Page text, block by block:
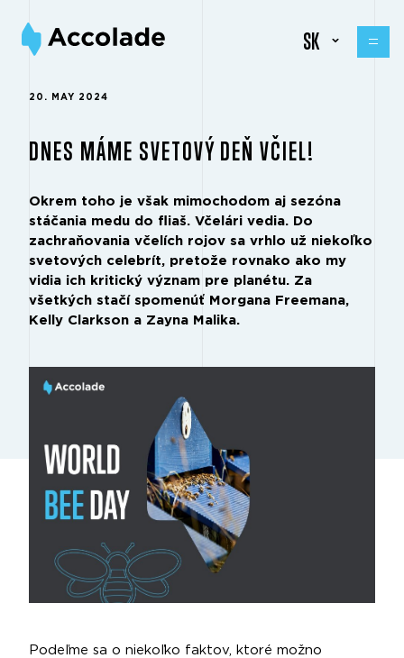
SK
20. MAY 2024
DNES MÁME SVETOVÝ DEŇ VČIEL!
Okrem toho je však mimochodom aj sezóna
stáčania medu do fliaš. Včelári vedia. Do
zachraňovania včelích rojov sa vrhlo už niekoľko
svetových celebrít, pretože rovnako ako my
vidia ich kritický význam pre planétu. Za
všetkých stačí spomenúť Morgana Freemana,
Kelly Clarkson a Zayna Malika.
Podeľme sa o niekoľko faktov, ktoré možno